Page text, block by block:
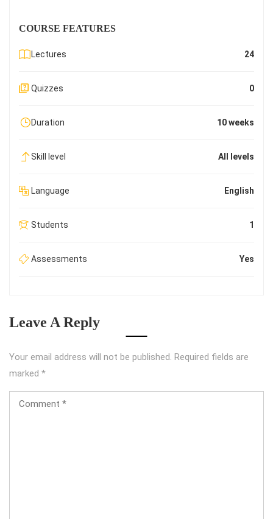
COURSE FEATURES
Lectures 24
Quizzes 0
Duration 10 weeks
Skill level All levels
Language English
Students 1
Assessments Yes
Leave A Reply
Your email address will not be published. Required fields are
marked *